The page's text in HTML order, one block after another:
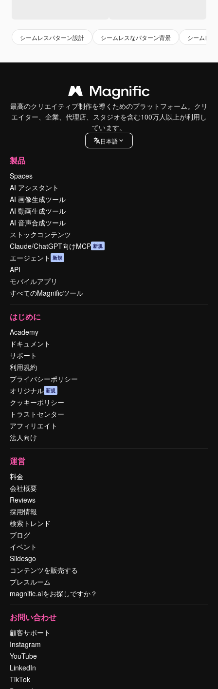
シームレスパターン設計 シームレスなパターン背景 シームレ
最高のクリエイティブ制作を導くためのプラットフォーム。クリ
エイター、企業、代理店、スタジオを含む100万人以上が利用し
ています。
日本語
製品
Spaces
AI アシスタント
AI 画像生成ツール
AI 動画生成ツール
AI 音声合成ツール
ストックコンテンツ
Claude/ChatGPT向けMCP 新規
エージェント 新規
API
モバイルアプリ
すべてのMagnificツール
はじめに
Academy
ドキュメント
サポート
利用規約
プライバシーポリシー
オリジナル 新規
クッキーポリシー
トラストセンター
アフィリエイト
法人向け
運営
料金
会社概要
Reviews
採用情報
検索トレンド
ブログ
イベント
Slidesgo
コンテンツを販売する
プレスルーム
magnific.aiをお探しですか？
お問い合わせ
顧客サポート
Instagram
YouTube
LinkedIn
TikTok